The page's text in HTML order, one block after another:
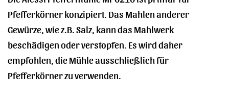
Pfefferkörner konzipiert. Das Mahlen anderer
Gewürze, wie z.B. Salz, kann das Mahlwerk
beschädigen oder verstopfen. Es wird daher
empfohlen, die Mühle ausschließlich für
Pfefferkörner zu verwenden.